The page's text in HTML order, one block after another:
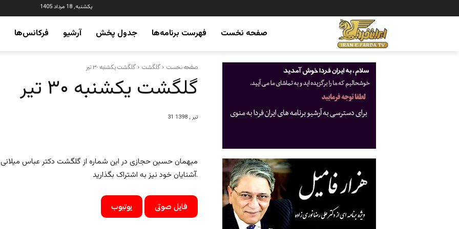
یکشنبه, 18 مرداد 1405
صفحه نخست فهرست برنامه‌ها جدول پخش آرشیو فرکانس‌ها
صفحه نخست گلگشت گلگشت یکشنبه ۳۰ تیر
گلگشت یکشنبه ۳۰ تیر
31 تیر , 1398
میهمان حسین حجازی در این شماره از گلگشت دکتر عباس
آشنایان خود نیز به اشتراک بگذارید.
یوتیوب فایل صوتی